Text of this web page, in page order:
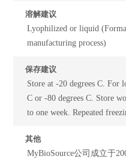
溶解建议
Lyophilized or liquid
manufacturing process)
保存建议
Store at -20 degrees C. For
C or -80 degrees C. Store
to one week. Repeated
其他
MyBioSource公司成立于